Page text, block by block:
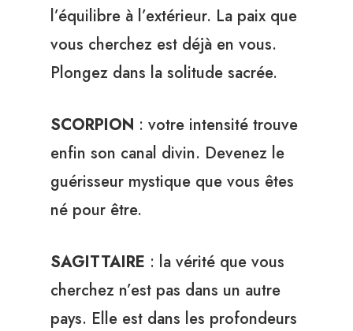
l’équilibre à l’extérieur. La paix que
vous cherchez est déjà en vous.
Plongez dans la solitude sacrée.
SCORPION : votre intensité trouve
enfin son canal divin. Devenez le
guérisseur mystique que vous êtes
né pour être.
SAGITTAIRE : la vérité que vous
cherchez n’est pas dans un autre
pays. Elle est dans les profondeurs